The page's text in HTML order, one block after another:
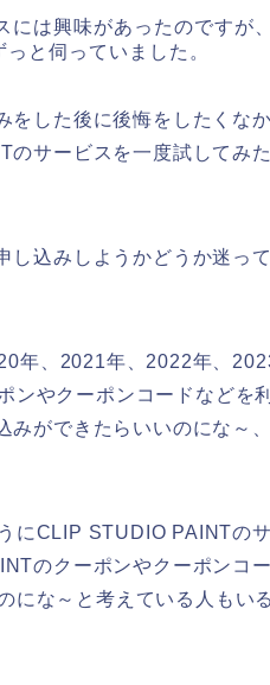
は興味があったのですが
と伺っていました。
した後に後悔をしたくな
サービスを一度試してみ
込みしようかどうか迷っ
年、2021年、2022年、
ンやクーポンコードなどを
ができたらいいのにな～、
にCLIP STUDIO PAINTの
のクーポンやクーポンコ
にな～と考えている人もい